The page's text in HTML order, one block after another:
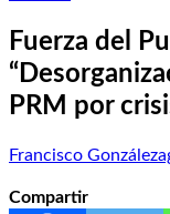
Fuerza del
PRM por
Francisco González
Compartir